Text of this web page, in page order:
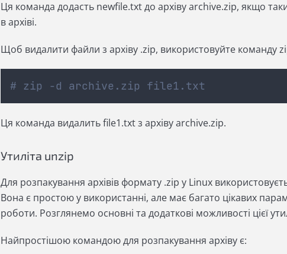
Ця команда додасть newfile.txt до архіву archive.zip, якщо
в архіві.
Щоб видалити файли з архіву .zip, використовуйте команду
# zip -d archive.zip file1.txt
Ця команда видалить file1.txt з архіву archive.zip.
Утиліта unzip
Для розпакування архівів формату .zip у Linux
Вона є простою у використанні, але має багато цікавих
роботи. Розглянемо основні та додаткові можливості цієї
Найпростішою командою для розпакування архіву є: